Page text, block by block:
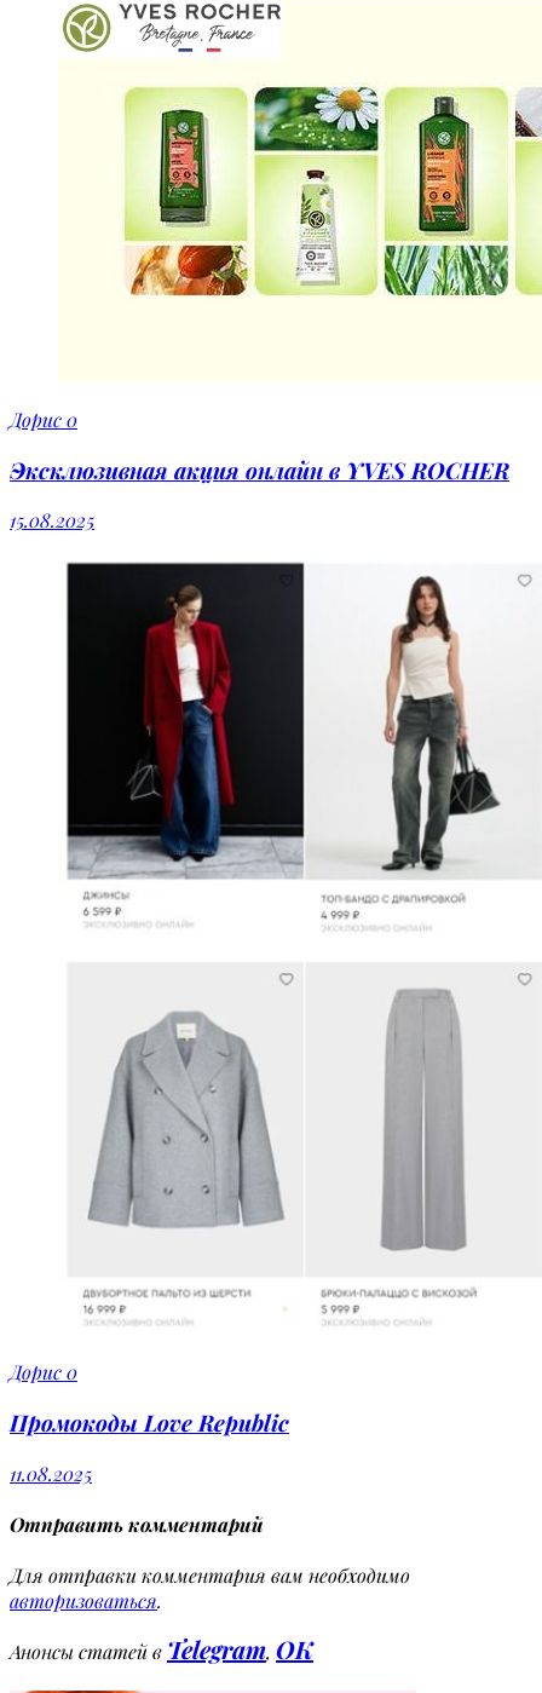
Дорис0
Эксклюзивная акция онлайн в YVES ROCHER
15.08.2025
Дорис0
Промокоды Love Republic
11.08.2025
Отправить комментарий
Для отправки комментария вам необходимо
авторизоваться.
Анонсы статей в Telegram, OK